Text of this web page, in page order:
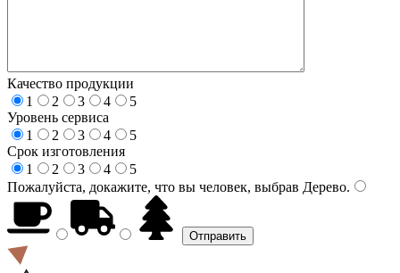
Качество продукции
1
2 3 4
5
Уровень сервиса
1
2 3 4
5
Срок изготовления
1
2 3 4
5
Пожалуйста, докажите, что вы человек, выбрав Дерево.